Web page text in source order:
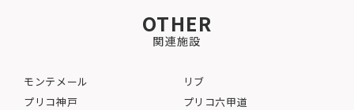
OTHER
関連施設
モンテメール
リブ
プリコ神戸
プリコ六甲道